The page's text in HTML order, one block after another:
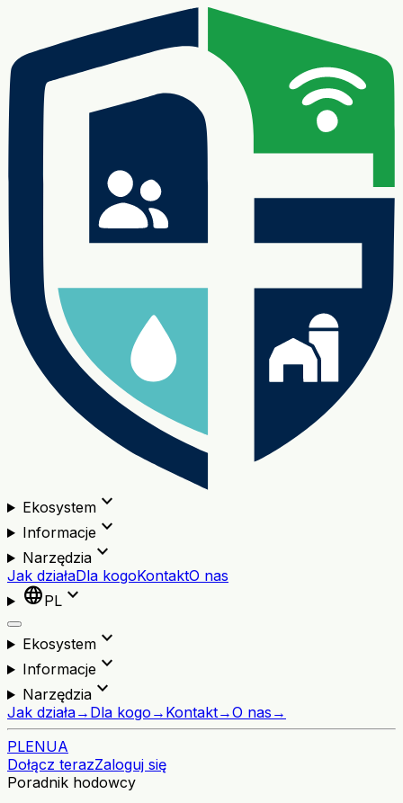
Ekosystemexpand_more
Informacjeexpand_more
Narzędziaexpand_more
Jak działaDla kogoKontaktO nas
languagePL expand_more
Ekosystemexpand_more
Informacjeexpand_more
Narzędziaexpand_more
Jak działa→ Dla kogo → Kontakt→O nas →
PLENUA
Dołącz terazZaloguj się
Poradnik hodowcy